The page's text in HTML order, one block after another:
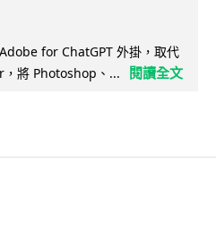
for ChatGPT 外掛，取代
將 Photoshop、...
閱讀全文